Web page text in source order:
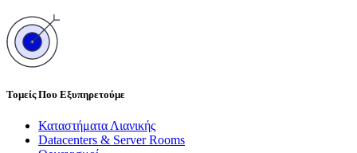
Τομείς Που Εξυπηρετούμε
Καταστήματα Λιανικής
Datacenters & Server Rooms